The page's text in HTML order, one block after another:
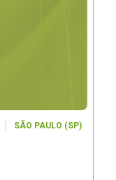
SÃO PAULO (SP)